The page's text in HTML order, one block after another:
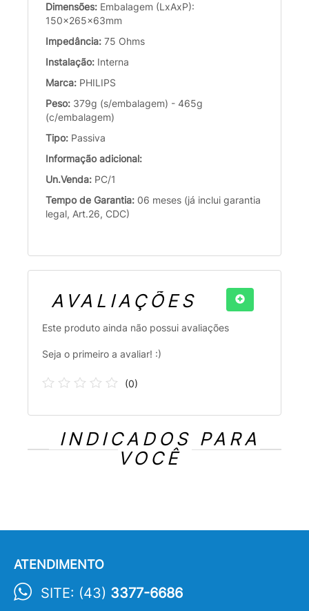
Dimensões: Embalagem (LxAxP):
150x265x63mm
Impedância: 75 Ohms
Instalação: Interna
Marca: PHILIPS
Peso: 379g (s/embalagem) - 465g
(c/embalagem)
Tipo: Passiva
Informação adicional:
Un.Venda: PC/1
Tempo de Garantia: 06 meses (já inclui garantia
legal, Art.26, CDC)
AVALIAÇÕES
Este produto ainda não possui avaliações
Seja o primeiro a avaliar! :)
(0)
INDICADOS PARA
VOCÊ
ATENDIMENTO
SITE: (43) 3377-6686